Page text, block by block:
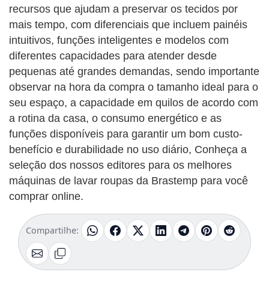
recursos que ajudam a preservar os tecidos por
mais tempo, com diferenciais que incluem painéis
intuitivos, funções inteligentes e modelos com
diferentes capacidades para atender desde
pequenas até grandes demandas, sendo importante
observar na hora da compra o tamanho ideal para o
seu espaço, a capacidade em quilos de acordo com
a rotina da casa, o consumo energético e as
funções disponíveis para garantir um bom custo-
benefício e durabilidade no uso diário, Conheça a
seleção dos nossos editores para os melhores
máquinas de lavar roupas da Brastemp para você
comprar online.
Compartilhe: